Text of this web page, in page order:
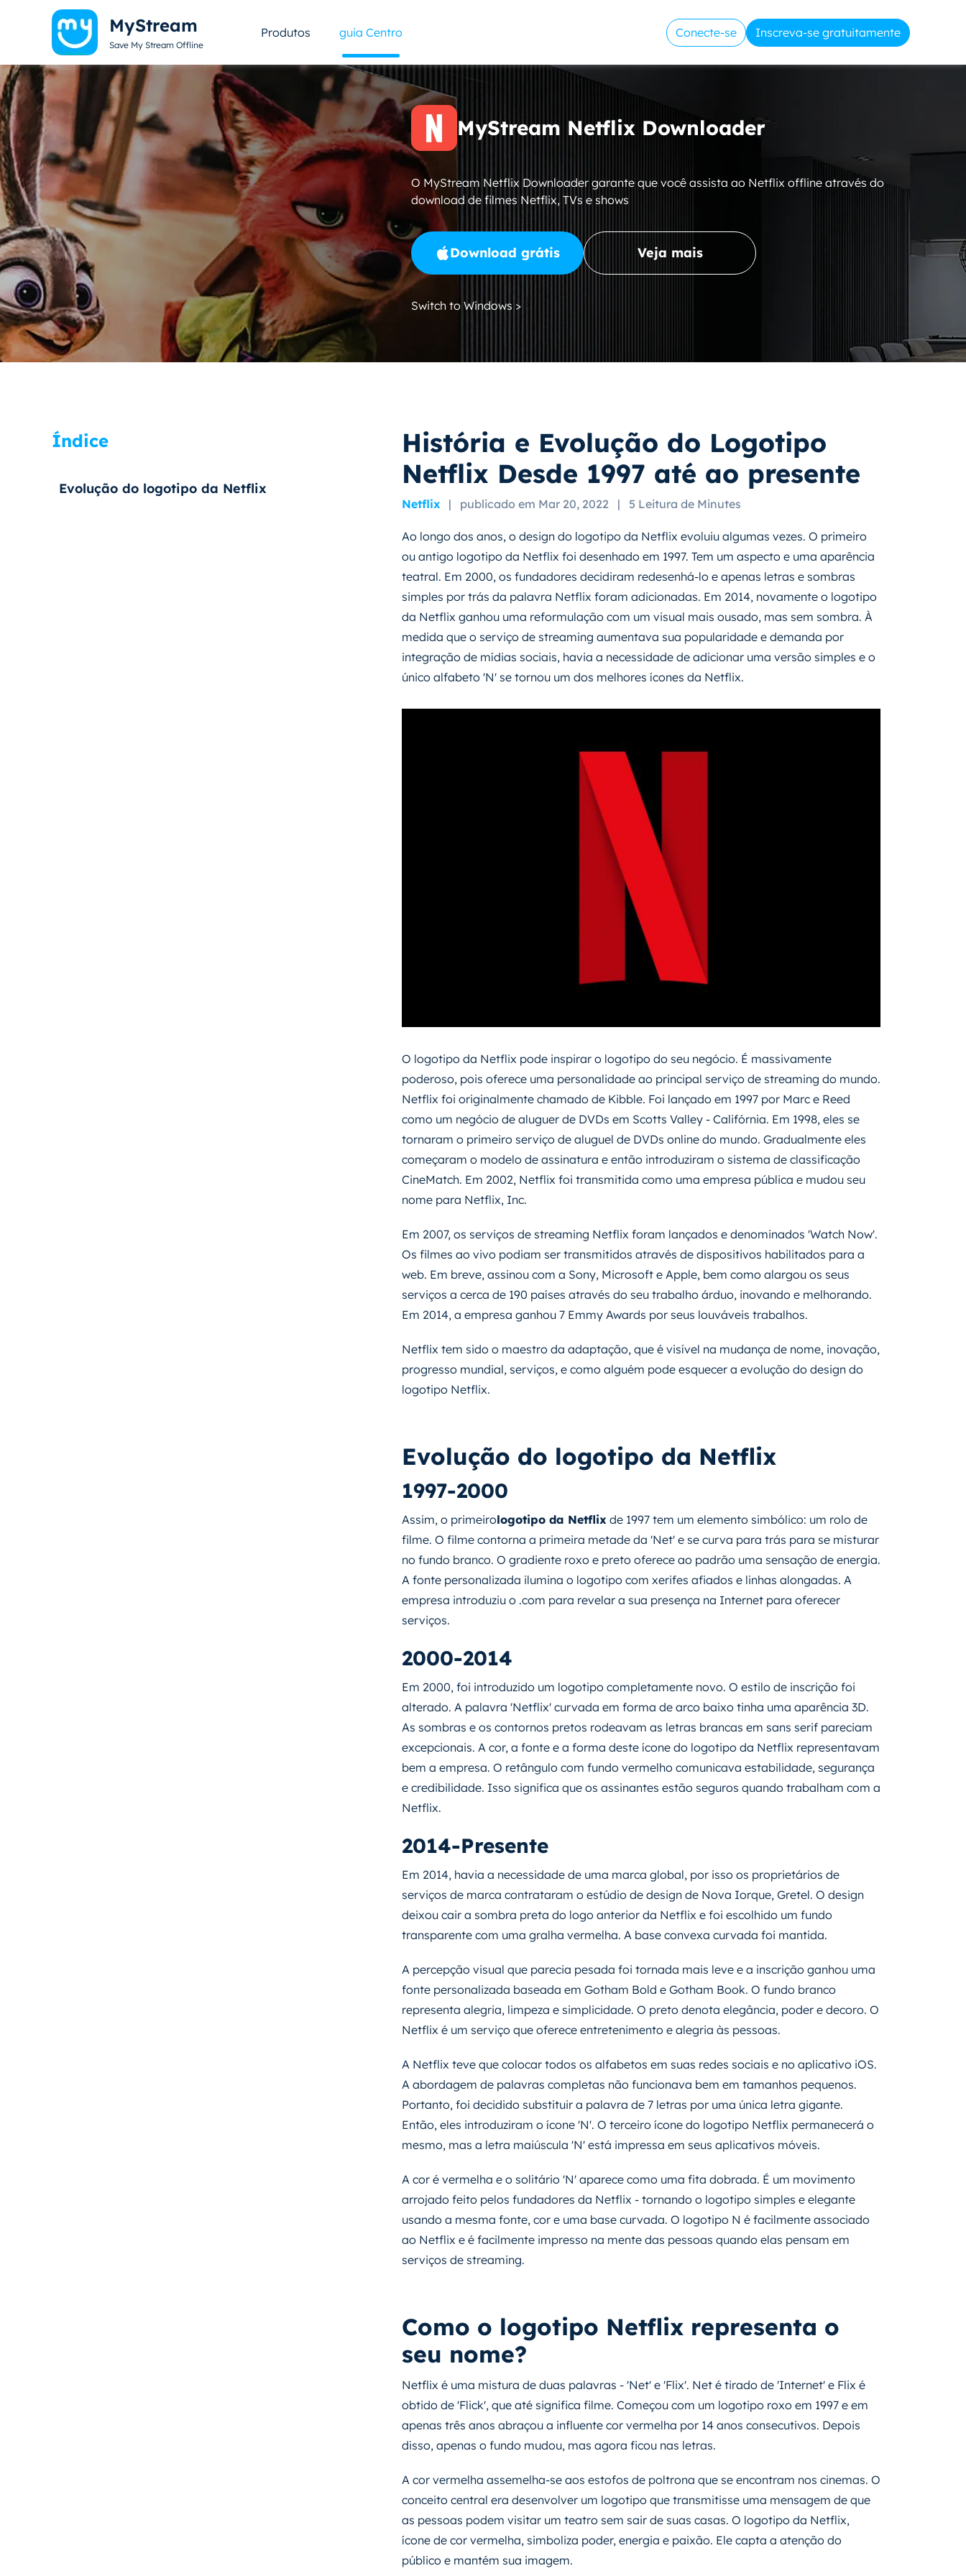
MyStream
Save My Stream Offline
Produtos guia Centro Conecte-se Inscreva-se gratuitamente
MyStream Netflix Downloader
O MyStream Netflix Downloader garante que você assista ao Netflix offline através do
download de filmes Netflix, TVs e shows
Download grátis Veja mais
Switch to Windows >
História e Evolução do Logotipo
Netflix Desde 1997 até ao presente
Netflix | publicado em Mar 20, 2022 | 5 Leitura de Minutes
Ao longo dos anos, o design do logotipo da Netflix evoluiu algumas vezes. O primeiro
ou antigo logotipo da Netflix foi desenhado em 1997. Tem um aspecto e uma aparência
teatral. Em 2000, os fundadores decidiram redesenhá-lo e apenas letras e sombras
simples por trás da palavra Netflix foram adicionadas. Em 2014, novamente o logotipo
da Netflix ganhou uma reformulação com um visual mais ousado, mas sem sombra. À
medida que o serviço de streaming aumentava sua popularidade e demanda por
integração de mídias sociais, havia a necessidade de adicionar uma versão simples e o
único alfabeto 'N' se tornou um dos melhores ícones da Netflix.
O logotipo da Netflix pode inspirar o logotipo do seu negócio. É massivamente
poderoso, pois oferece uma personalidade ao principal serviço de streaming do mundo.
Netflix foi originalmente chamado de Kibble. Foi lançado em 1997 por Marc e Reed
como um negócio de aluguer de DVDs em Scotts Valley - Califórnia. Em 1998, eles se
tornaram o primeiro serviço de aluguel de DVDs online do mundo. Gradualmente eles
começaram o modelo de assinatura e então introduziram o sistema de classificação
CineMatch. Em 2002, Netflix foi transmitida como uma empresa pública e mudou seu
nome para Netflix, Inc.
Em 2007, os serviços de streaming Netflix foram lançados e denominados 'Watch Now'.
Os filmes ao vivo podiam ser transmitidos através de dispositivos habilitados para a
web. Em breve, assinou com a Sony, Microsoft e Apple, bem como alargou os seus
serviços a cerca de 190 países através do seu trabalho árduo, inovando e melhorando.
Em 2014, a empresa ganhou 7 Emmy Awards por seus louváveis trabalhos.
Netflix tem sido o maestro da adaptação, que é visível na mudança de nome, inovação,
progresso mundial, serviços, e como alguém pode esquecer a evolução do design do
logotipo Netflix.
Evolução do logotipo da Netflix
1997-2000
Assim, o primeirologotipo da Netflix de 1997 tem um elemento simbólico: um rolo de
filme. O filme contorna a primeira metade da 'Net' e se curva para trás para se misturar
no fundo branco. O gradiente roxo e preto oferece ao padrão uma sensação de energia.
A fonte personalizada ilumina o logotipo com xerifes afiados e linhas alongadas. A
empresa introduziu o .com para revelar a sua presença na Internet para oferecer
serviços.
2000-2014
Em 2000, foi introduzido um logotipo completamente novo. O estilo de inscrição foi
alterado. A palavra 'Netflix' curvada em forma de arco baixo tinha uma aparência 3D.
As sombras e os contornos pretos rodeavam as letras brancas em sans serif pareciam
excepcionais. A cor, a fonte e a forma deste ícone do logotipo da Netflix representavam
bem a empresa. O retângulo com fundo vermelho comunicava estabilidade, segurança
e credibilidade. Isso significa que os assinantes estão seguros quando trabalham com a
Netflix.
2014-Presente
Em 2014, havia a necessidade de uma marca global, por isso os proprietários de
serviços de marca contrataram o estúdio de design de Nova Iorque, Gretel. O design
deixou cair a sombra preta do logo anterior da Netflix e foi escolhido um fundo
transparente com uma gralha vermelha. A base convexa curvada foi mantida.
A percepção visual que parecia pesada foi tornada mais leve e a inscrição ganhou uma
fonte personalizada baseada em Gotham Bold e Gotham Book. O fundo branco
representa alegria, limpeza e simplicidade. O preto denota elegância, poder e decoro. O
Netflix é um serviço que oferece entretenimento e alegria às pessoas.
A Netflix teve que colocar todos os alfabetos em suas redes sociais e no aplicativo iOS.
A abordagem de palavras completas não funcionava bem em tamanhos pequenos.
Portanto, foi decidido substituir a palavra de 7 letras por uma única letra gigante.
Então, eles introduziram o ícone 'N'. O terceiro ícone do logotipo Netflix permanecerá o
mesmo, mas a letra maiúscula 'N' está impressa em seus aplicativos móveis.
A cor é vermelha e o solitário 'N' aparece como uma fita dobrada. É um movimento
arrojado feito pelos fundadores da Netflix - tornando o logotipo simples e elegante
usando a mesma fonte, cor e uma base curvada. O logotipo N é facilmente associado
ao Netflix e é facilmente impresso na mente das pessoas quando elas pensam em
serviços de streaming.
Como o logotipo Netflix representa o
seu nome?
Netflix é uma mistura de duas palavras - 'Net' e 'Flix'. Net é tirado de 'Internet' e Flix é
obtido de 'Flick', que até significa filme. Começou com um logotipo roxo em 1997 e em
apenas três anos abraçou a influente cor vermelha por 14 anos consecutivos. Depois
disso, apenas o fundo mudou, mas agora ficou nas letras.
A cor vermelha assemelha-se aos estofos de poltrona que se encontram nos cinemas. O
conceito central era desenvolver um logotipo que transmitisse uma mensagem de que
as pessoas podem visitar um teatro sem sair de suas casas. O logotipo da Netflix,
ícone de cor vermelha, simboliza poder, energia e paixão. Ele capta a atenção do
público e mantém sua imagem.
Índice
Evolução do logotipo da Netflix